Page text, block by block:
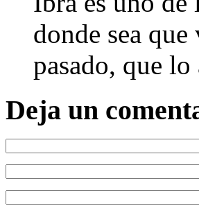
donde sea
pasado, que
Deja un